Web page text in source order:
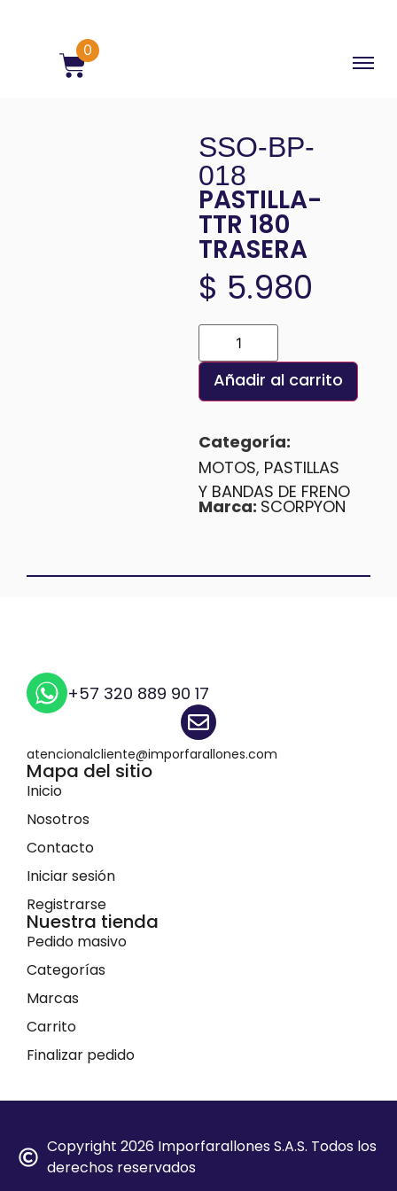
0
SSO-BP-
018
PASTILLA-
TTR 180
TRASERA
$ 5.980
Añadir al carrito
Categoría:
MOTOS, PASTILLAS
Y BANDAS DE FRENO
Marca: SCORPYON
+57 320 889 90 17
atencionalcliente@imporfarallones.com
Mapa del sitio
Inicio
Nosotros
Contacto
Iniciar sesión
Registrarse
Nuestra tienda
Pedido masivo
Categorías
Marcas
Carrito
Finalizar pedido
Copyright 2026 Imporfarallones S.A.S. Todos los
derechos reservados